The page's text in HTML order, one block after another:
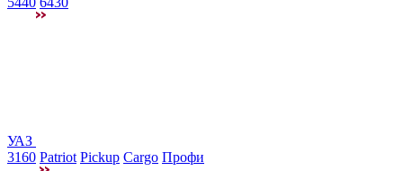
УАЗ
3160 Patriot Pickup Cargo Профи